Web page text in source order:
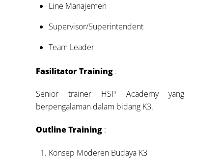
Line Manajemen
Supervisor/Superintendent
Team Leader
Fasilitator Training :
Senior trainer HSP Academy yang
berpengalaman dalam bidang K3.
Outline Training :
Konsep Moderen Budaya K3